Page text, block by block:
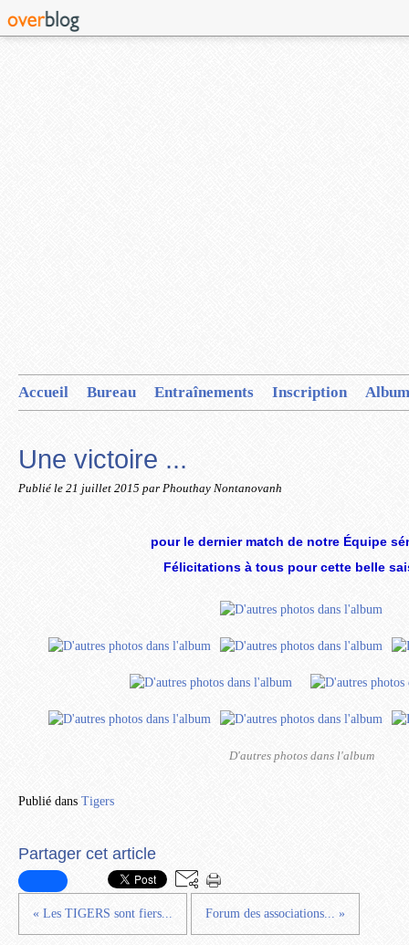
Accueil Bureau Entraînements Inscription
Une victoire ...
Publié le 21 juillet 2015 par Phouthay Nontanovanh
pour le dernier match de notre Équipe
Félicitations à tous pour cette belle
D'autres photos dans l'album
Publié dans Tigers
Partager cet article
« Les TIGERS sont fiers... Forum des associations... »